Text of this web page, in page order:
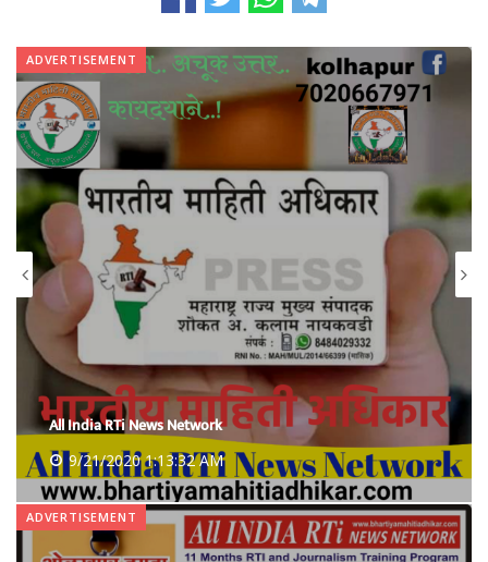
ADVERTISEMENT
All India RTi News Network
9/21/2020 1:18:06 AM
ADVERTISEMENT